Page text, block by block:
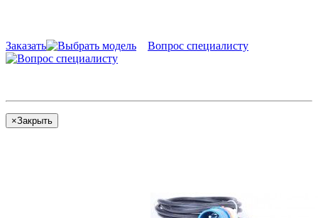
Заказать Вопрос специалисту
×Закрыть